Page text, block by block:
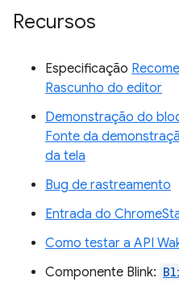
Recursos
Especificação
Rascunho do editor
Demonstração do
Fonte da
da tela
Bug de rastreamento
Entrada do
Como testar a API
Componente Blink: